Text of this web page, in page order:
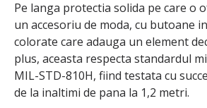
Pe langa protectia solida pe care o
un accesoriu de moda, cu butoane
colorate care adauga un element
plus, aceasta respecta standardul
MIL-STD-810H, fiind testata cu
de la inaltimi de pana la 1,2 metri.